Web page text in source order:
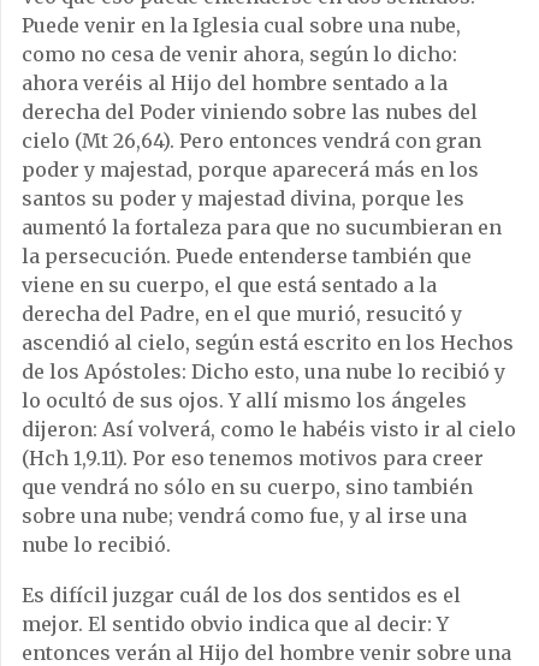
Puede venir en la Iglesia cual sobre una nube,
como no cesa de venir ahora, según lo dicho:
ahora veréis al Hijo del hombre sentado a la
derecha del Poder viniendo sobre las nubes del
cielo (Mt 26,64). Pero entonces vendrá con gran
poder y majestad, porque aparecerá más en los
santos su poder y majestad divina, porque les
aumentó la fortaleza para que no sucumbieran en
la persecución. Puede entenderse también que
viene en su cuerpo, el que está sentado a la
derecha del Padre, en el que murió, resucitó y
ascendió al cielo, según está escrito en los Hechos
de los Apóstoles: Dicho esto, una nube lo recibió y
lo ocultó de sus ojos. Y allí mismo los ángeles
dijeron: Así volverá, como le habéis visto ir al cielo
(Hch 1,9.11). Por eso tenemos motivos para creer
que vendrá no sólo en su cuerpo, sino también
sobre una nube; vendrá como fue, y al irse una
nube lo recibió.
Es difícil juzgar cuál de los dos sentidos es el
mejor. El sentido obvio indica que al decir: Y
entonces verán al Hijo del hombre venir sobre una